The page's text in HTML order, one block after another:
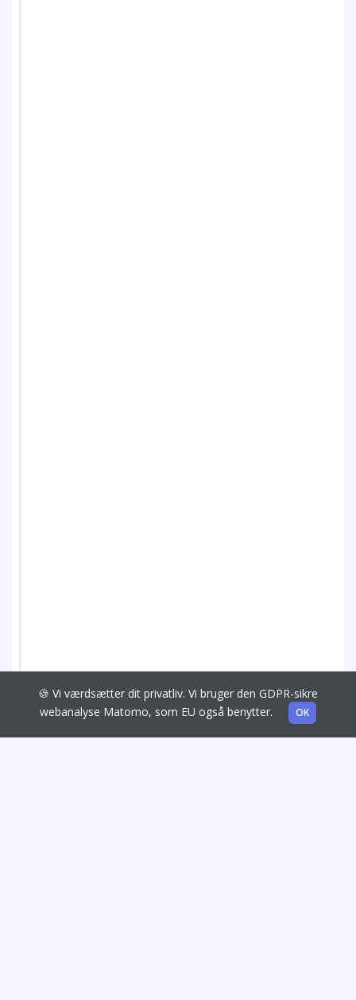
🍪 Vi værdsætter dit privatliv. Vi bruger den GDPR-sikre
webanalyse Matomo, som EU også benytter.
OK